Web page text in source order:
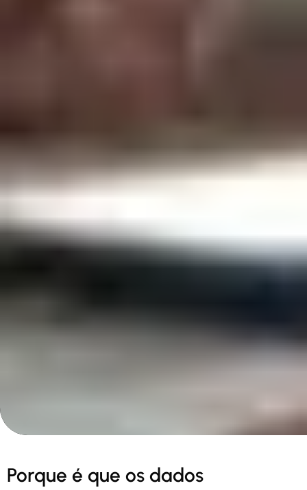
Porque é que os dados